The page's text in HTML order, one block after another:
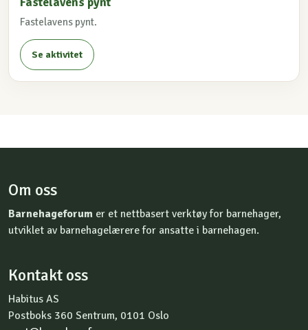
Fastelavens pynt.
Se aktivitet
Om oss
Barnehageforum er et nettbasert verktøy for barnehager,
utviklet av barnehagelærere for ansatte i barnehagen.
Kontakt oss
Habitus AS
Postboks 360 Sentrum, 0101 Oslo